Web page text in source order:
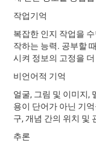
작업기억
복잡한 인지 작업을
작하는 능력. 공부할
시켜 정보의 고정을
비언어적 기억
얼굴, 그림 및 이미지,
용이 단어가 아닌 기
구, 개념 간의 위치 및
추론